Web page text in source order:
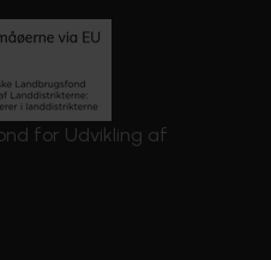
for Udvikling af